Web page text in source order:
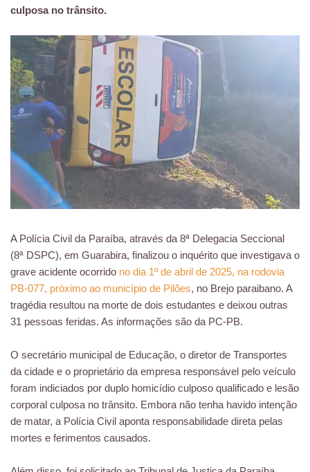
culposa no trânsito.
A Polícia Civil da Paraíba, através da 8ª Delegacia Seccional
(8ª DSPC), em Guarabira, finalizou o inquérito que investigava o
grave acidente ocorrido no dia 1º de abril de 2025, na rodovia
PB-077, próximo ao município de Pilões, no Brejo paraibano. A
tragédia resultou na morte de dois estudantes e deixou outras
31 pessoas feridas. As informações são da PC-PB.
O secretário municipal de Educação, o diretor de Transportes
da cidade e o proprietário da empresa responsável pelo veículo
foram indiciados por duplo homicídio culposo qualificado e lesão
corporal culposa no trânsito. Embora não tenha havido intenção
de matar, a Polícia Civil aponta responsabilidade direta pelas
mortes e ferimentos causados.